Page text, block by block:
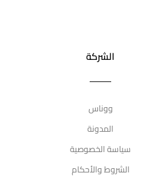
الشركة
ووناس
المدونة
سياسة الخصوصية
الشروط والأحكام